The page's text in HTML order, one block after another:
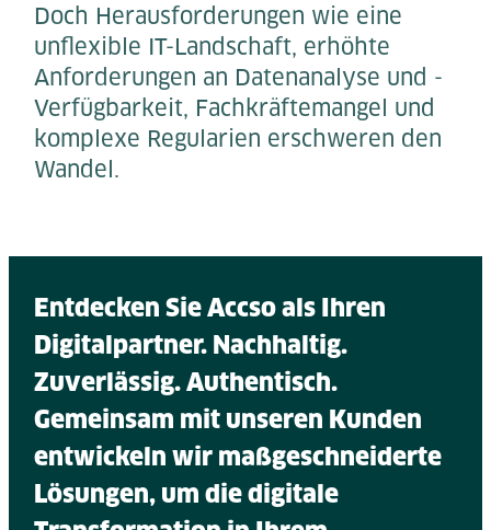
Doch Herausforderungen wie eine
unflexible IT-Landschaft, erhöhte
Anforderungen an Datenanalyse und -
Verfügbarkeit, Fachkräftemangel und
komplexe Regularien erschweren den
Wandel.
Entdecken Sie Accso als Ihren
Digitalpartner. Nachhaltig.
Zuverlässig. Authentisch.
Gemeinsam mit unseren Kunden
entwickeln wir maßgeschneiderte
Lösungen, um die digitale